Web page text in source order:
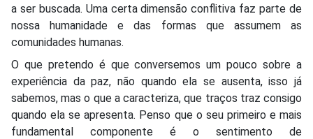
a ser buscada. Uma certa dimensão conflitiva faz parte de
nossa humanidade e das formas que assumem as
comunidades humanas.
O que pretendo é que conversemos um pouco sobre a
experiência da paz, não quando ela se ausenta, isso já
sabemos, mas o que a caracteriza, que traços traz consigo
quando ela se apresenta. Penso que o seu primeiro e mais
fundamental componente é o sentimento de